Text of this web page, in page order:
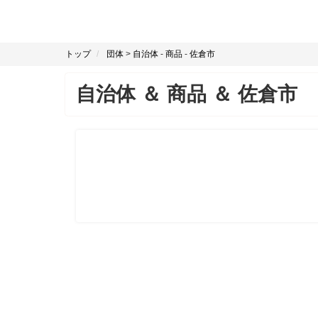
トップ 団体 > 自治体 - 商品 - 佐倉市
自治体＆ 商品 ＆佐倉市